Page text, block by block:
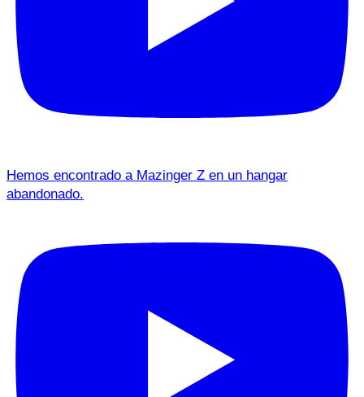
Hemos encontrado a Mazinger Z en un hangar
abandonado.